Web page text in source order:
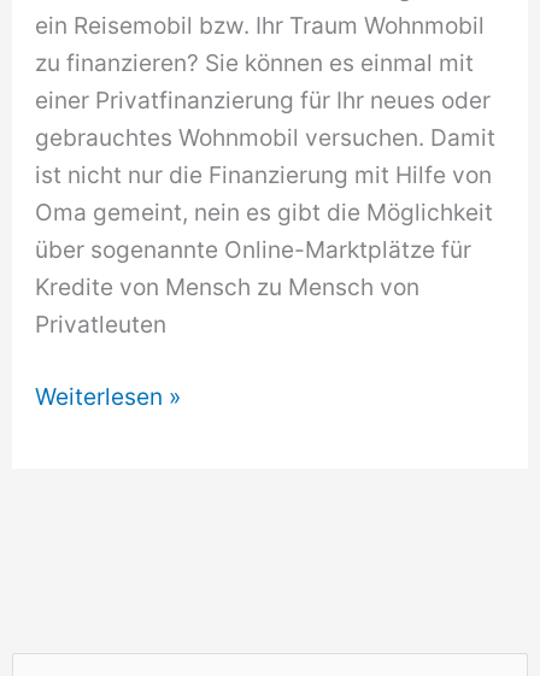
ein Reisemobil bzw. Ihr Traum Wohnmobil
zu finanzieren? Sie können es einmal mit
einer Privatfinanzierung für Ihr neues oder
gebrauchtes Wohnmobil versuchen. Damit
ist nicht nur die Finanzierung mit Hilfe von
Oma gemeint, nein es gibt die Möglichkeit
über sogenannte Online-Marktplätze für
Kredite von Mensch zu Mensch von
Privatleuten
Wohnmobil
Weiterlesen »